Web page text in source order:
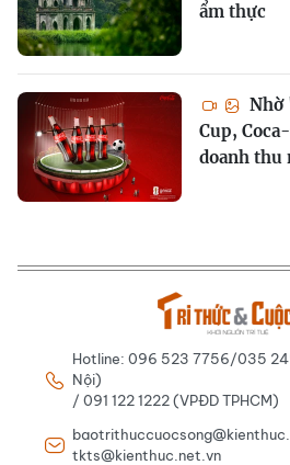
ẩm thực
Nhờ
Cup,
doanh thu
Hotline: 096 523 7756/035
Nội)
/ 091 122 1222 (VPĐD TPHCM)
tkts@kienthuc.net.vn